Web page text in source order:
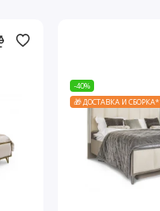
-40%
🎁 ДОСТАВКА И СБОРКА*